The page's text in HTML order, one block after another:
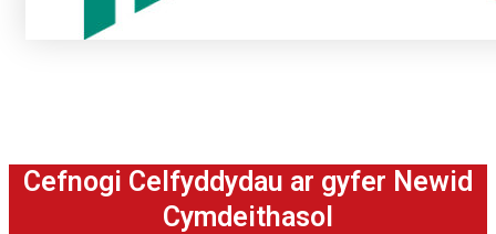
Cefnogi Celfyddydau ar gyfer Newid
Cymdeithasol